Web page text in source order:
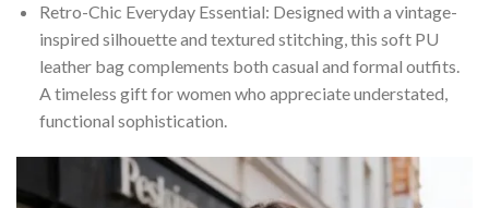
Retro-Chic Everyday Essential: Designed with a vintage-
inspired silhouette and textured stitching, this soft PU
leather bag complements both casual and formal outfits.
A timeless gift for women who appreciate understated,
functional sophistication.